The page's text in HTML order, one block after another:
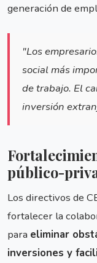
generación de
"Los
social más
de trabajo. El
inversión
público-
Los directivos de
fortalecer la
para eliminar
inversiones y